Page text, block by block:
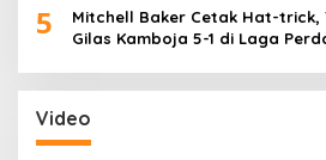
5
Mitchell Baker Cetak Hat-trick,
Gilas Kamboja 5-1 di Laga
Video